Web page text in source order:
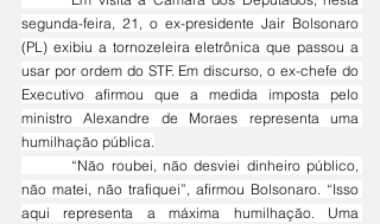
segunda-feira, 21, o ex-presidente Jair Bolsonaro
(PL) exibiu a tornozeleira eletrônica que passou a
usar por ordem do STF. Em discurso, o ex-chefe do
Executivo afirmou que a medida imposta pelo
ministro Alexandre de Moraes representa uma
humilhação pública.
não matei, não trafiquei”, afirmou Bolsonaro. “Isso
aqui representa a máxima humilhação. Uma